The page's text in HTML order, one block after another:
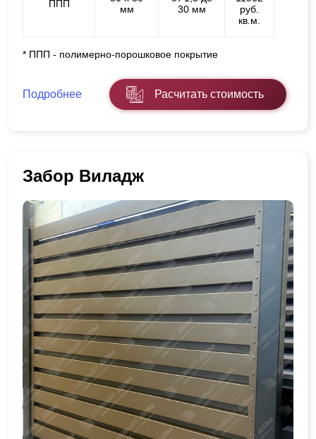
ППП
мм
30 мм
руб.
кв.м.
* ППП - полимерно-порошковое покрытие
Подробнее Расчитать стоимость
Забор Виладж